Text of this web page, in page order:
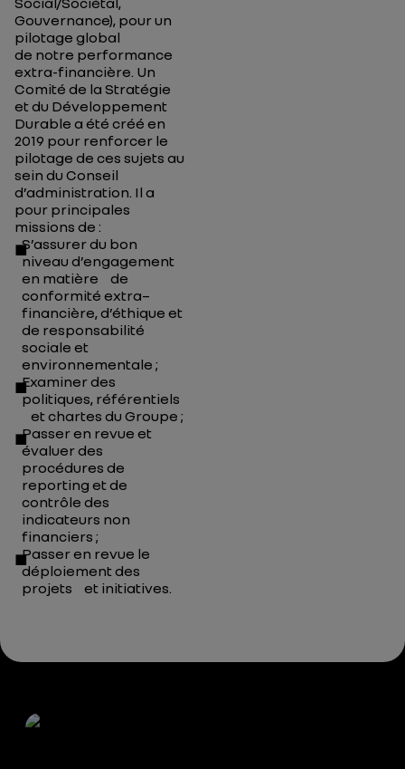
Gouvernance), pour un
pilotage global
de notre performance
extra-financière. Un
Comité de la Stratégie
et du Développement
Durable a été créé en
2019 pour renforcer le
pilotage de ces sujets au
sein du Conseil
d’administration. Il a
pour principales
missions de :
S’assurer du bon
niveau d’engagement
en matière de
conformité extra–
financière, d’éthique et
de responsabilité
sociale et
environnementale ;
Examiner des
politiques, référentiels
et chartes du Groupe ;
Passer en revue et
évaluer des
procédures de
reporting et de
contrôle des
indicateurs non
financiers ;
Passer en revue le
déploiement des
projets et initiatives.